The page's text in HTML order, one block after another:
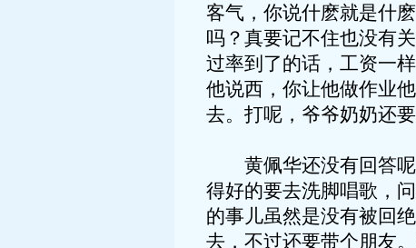
客气，你说什麽就是什
吗？真要记不住也没有
过率到了的话，工资一
他说西，你让他做作业
去。打呢，爷爷奶奶还
黄佩华还没有回答呢
得好的要去洗脚唱歌，
的事儿虽然是没有被回
去，不过还要带个朋友